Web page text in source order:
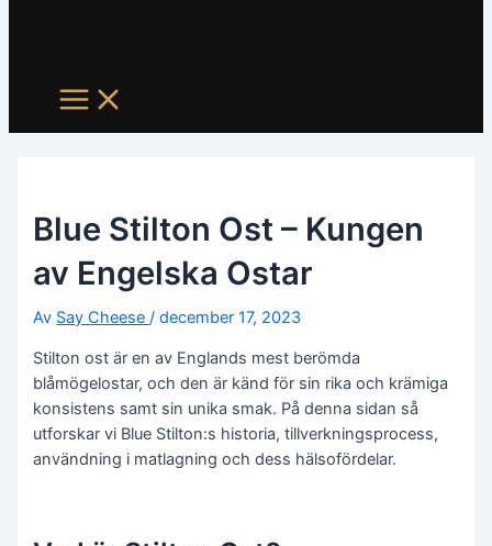
Blue Stilton Ost – Kungen
av Engelska Ostar
Av Say Cheese/december 17, 2023
Stilton ost är en av Englands mest berömda
blåmögelostar, och den är känd för sin rika och krämiga
konsistens samt sin unika smak. På denna sidan så
utforskar vi Blue Stilton:s historia, tillverkningsprocess,
användning i matlagning och dess hälsofördelar.